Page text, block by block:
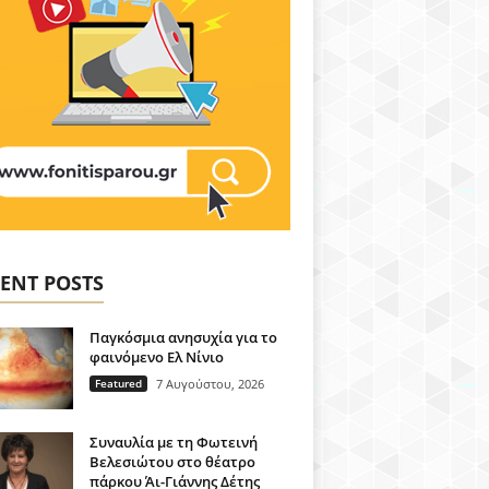
POSTS
Παγκόσμια ανησυχία για το
φαινόμενο Ελ Νίνιο
Featured 7 Αυγούστου, 2026
Συναυλία με τη Φωτεινή
Βελεσιώτου στο θέατρο
πάρκου Άι-Γιάννης Δέτης